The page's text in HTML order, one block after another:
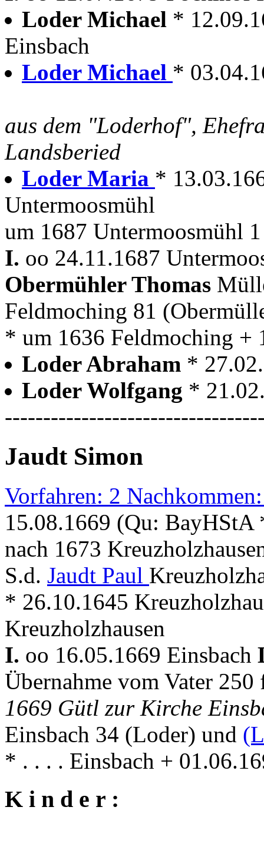
Loder Michael *
Einsbach
Loder Michael *
aus dem "Loderhof",
Landsberied
Loder Maria *
Untermoosmühl
um 1687 Untermoosmühl
I. oo 24.11.1687
Obermühler Thomas
Feldmoching 81
* um 1636 Feldmoching +
Loder Abraham *
Loder Wolfgang *
Jaudt Simon
Vorfahren: 2
15.08.1669 (Qu:
nach 1673
S.d. Jaudt Paul
* 26.10.1645
Kreuzholzhausen
I. oo 16.05.1669 Einsbach
Übernahme vom Vater
1669 Gütl zur Kirche
Einsbach 34 (Loder) und
* . . . . Einsbach +
K i n d e r :